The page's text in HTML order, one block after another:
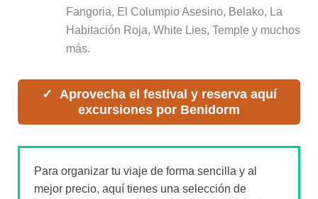
Fangoria, El Columpio Asesino, Belako, La
Habitación Roja, White Lies, Temple y muchos
más.
Aprovecha el festival y reserva aquí
excursiones por Benidorm
Para organizar tu viaje de forma sencilla y al
mejor precio, aquí tienes una selección de